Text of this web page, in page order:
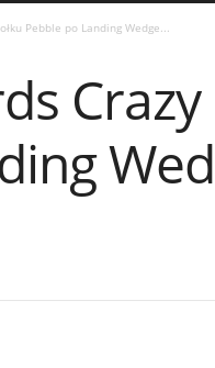
Pebble po Landing Wedge...